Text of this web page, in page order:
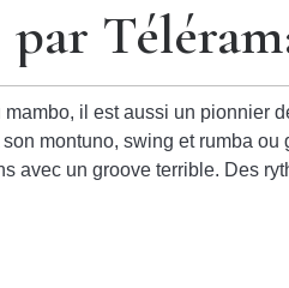
il est aussi un pionnier
montuno, swing et rumba ou
avec un groove terrible. Des